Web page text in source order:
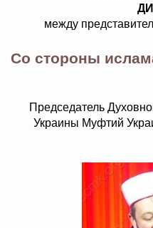
между
Со стороны
Председатель
Украины Муфтий